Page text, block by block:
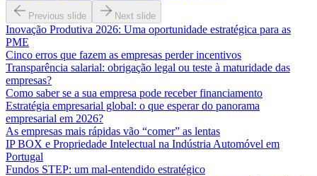
Previous slide Next slide
Inovação Produtiva 2026: Uma oportunidade estratégica para as
PME
Cinco erros que fazem as empresas perder incentivos
Transparência salarial: obrigação legal ou teste à maturidade das
empresas?
Como saber se a sua empresa pode receber financiamento
Estratégia empresarial global: o que esperar do panorama
empresarial em 2026?
As empresas mais rápidas vão “comer” as lentas
IP BOX e Propriedade Intelectual na Indústria Automóvel em
Portugal
Fundos STEP: um mal-entendido estratégico